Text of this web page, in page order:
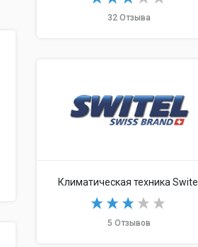
32 Отзыва
Климатическая техника Switel
5 Отзывов